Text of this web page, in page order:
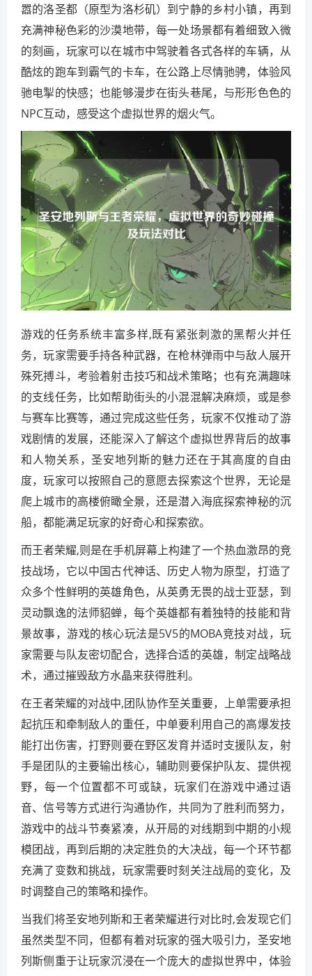
嚣的洛圣都（原型为洛杉矶）到宁静的乡村小镇，再到
充满神秘色彩的沙漠地带，每一处场景都有着细致入微
的刻画，玩家可以在城市中驾驶着各式各样的车辆，从
酷炫的跑车到霸气的卡车，在公路上尽情驰骋，体验风
驰电掣的快感；也能够漫步在街头巷尾，与形形色色的
NPC互动，感受这个虚拟世界的烟火气。
游戏的任务系统丰富多样,既有紧张刺激的黑帮火并任
务，玩家需要手持各种武器，在枪林弹雨中与敌人展开
殊死搏斗，考验着射击技巧和战术策略；也有充满趣味
的支线任务，比如帮助街头的小混混解决麻烦，或是参
与赛车比赛等，通过完成这些任务，玩家不仅推动了游
戏剧情的发展，还能深入了解这个虚拟世界背后的故事
和人物关系，圣安地列斯的魅力还在于其高度的自由
度，玩家可以按照自己的意愿去探索这个世界，无论是
爬上城市的高楼俯瞰全景，还是潜入海底探索神秘的沉
船，都能满足玩家的好奇心和探索欲。
而王者荣耀,则是在手机屏幕上构建了一个热血激昂的竞
技战场，它以中国古代神话、历史人物为原型，打造了
众多个性鲜明的英雄角色，从英勇无畏的战士亚瑟，到
灵动飘逸的法师貂蝉，每个英雄都有着独特的技能和背
景故事，游戏的核心玩法是5V5的MOBA竞技对战，玩
家需要与队友密切配合，选择合适的英雄，制定战略战
术，通过摧毁敌方水晶来获得胜利。
在王者荣耀的对战中,团队协作至关重要，上单需要承担
起抗压和牵制敌人的重任，中单要利用自己的高爆发技
能打出伤害，打野则要在野区发育并适时支援队友，射
手是团队的主要输出核心，辅助则要保护队友、提供视
野，每一个位置都不可或缺，玩家们在游戏中通过语
音、信号等方式进行沟通协作，共同为了胜利而努力，
游戏中的战斗节奏紧凑，从开局的对线期到中期的小规
模团战，再到后期的决定胜负的大决战，每一个环节都
充满了变数和挑战，玩家需要时刻关注战局的变化，及
时调整自己的策略和操作。
当我们将圣安地列斯和王者荣耀进行对比时,会发现它们
虽然类型不同，但都有着对玩家的强大吸引力，圣安地
列斯侧重于让玩家沉浸在一个庞大的虚拟世界中，体验